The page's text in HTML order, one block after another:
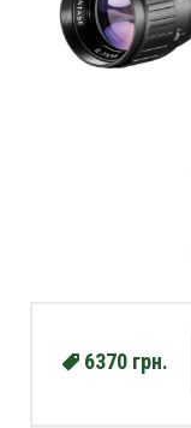
6370 грн.